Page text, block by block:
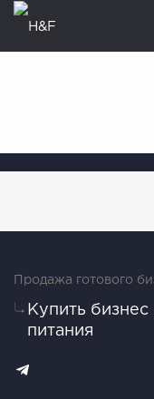
Продажа готового
Купить
питания